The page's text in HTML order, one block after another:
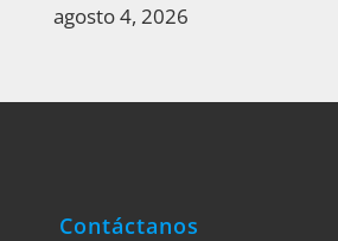
agosto 4, 2026
Contáctanos